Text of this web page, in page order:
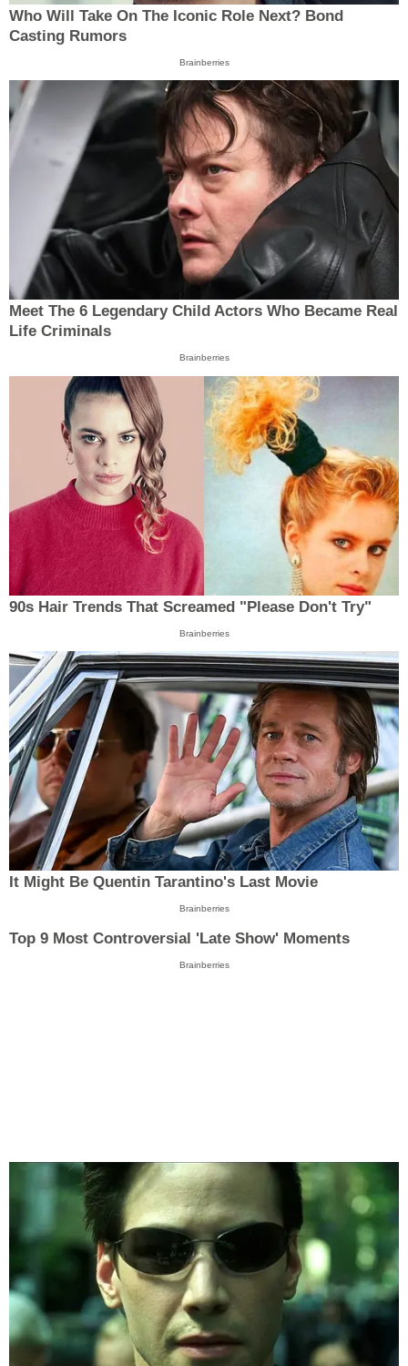
Who Will Take On The Iconic Role Next? Bond
Casting Rumors
Brainberries
Meet The 6 Legendary Child Actors Who Became Real
Life Criminals
Brainberries
90s Hair Trends That Screamed "Please Don't Try"
Brainberries
It Might Be Quentin Tarantino's Last Movie
Brainberries
Top 9 Most Controversial 'Late Show' Moments
Brainberries